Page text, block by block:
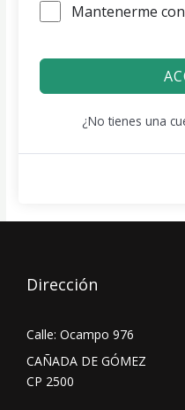
Mantenerme
¿No tienes una
Dirección
Calle: Ocampo 976
CAÑADA DE GÓMEZ
CP 2500